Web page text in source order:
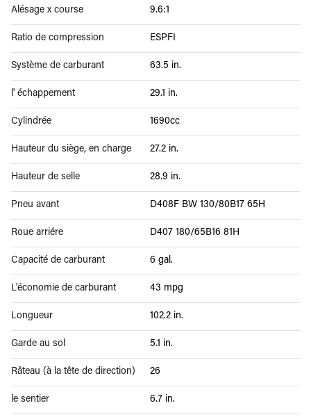
Alésage x course 9.6:1
Ratio de compression ESPFI
Système de carburant 63.5 in.
l' échappement 29.1 in.
Cylindrée 1690cc
Hauteur du siège, en charge 27.2 in.
Hauteur de selle 28.9 in.
Pneu avant D408F BW 130/80B17 65H
Roue arriére D407 180/65B16 81H
Capacité de carburant 6 gal.
L'économie de carburant 43 mpg
Longueur 102.2 in.
Garde au sol 5.1 in.
Râteau (à la tête de direction) 26
le sentier 6.7 in.